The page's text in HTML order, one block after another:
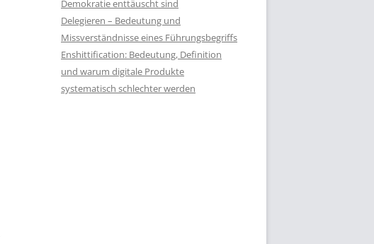
Demokratie enttäuscht sind
Delegieren – Bedeutung und
Missverständnisse eines Führungsbegriffs
Enshittification: Bedeutung, Definition
und warum digitale Produkte
systematisch schlechter werden